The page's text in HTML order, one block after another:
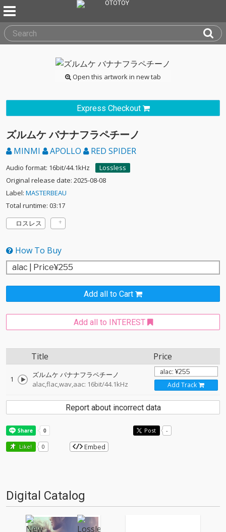
Open this artwork in new tab
Express Checkout
ズルムケ バナナフラペチーノ
MINMI APOLLO RED SPIDER
Audio format: 16bit/44.1kHz
Lossless
Original release date: 2025-08-08
Label: MASTERBEAU
Total runtime: 03:17
ロスレス
How To Buy
Add all to Cart
Add all to INTEREST
Title Price
1
ズルムケ バナナフラペチーノ
alac,flac,wav,aac: 16bit/44.1kHz
Add Track
Report about incorrect data
Post -
Like! 0 Embed
Digital Catalog